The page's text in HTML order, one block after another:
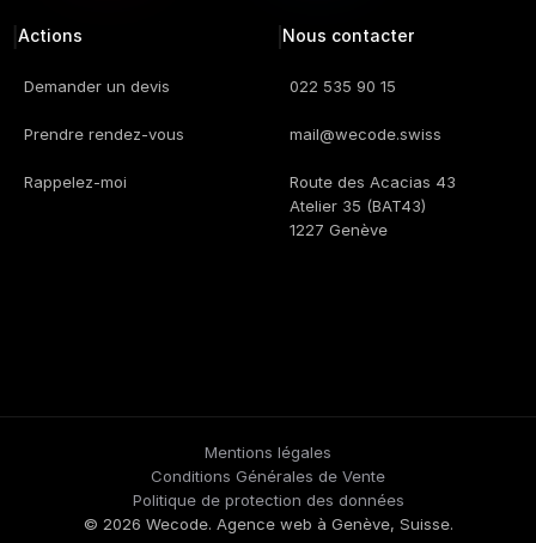
Actions
Demander un devis
Prendre rendez-vous
Rappelez-moi
Nous contacter
022 535 90 15
mail@wecode.swiss
Route des Acacias 43
Atelier 35 (BAT43)
1227 Genève
© 2026 Wecode. Agence web à Genève, Suisse.
Mentions légales
Conditions Générales de Vente
Politique de protection des données